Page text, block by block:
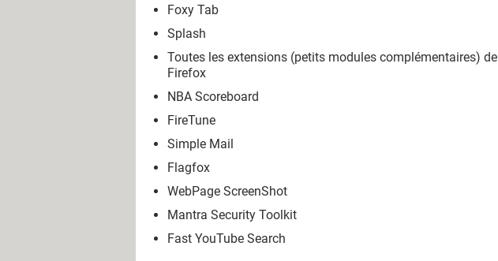
Foxy Tab
Splash
Toutes les extensions (petits modules complémentaires) de
Firefox
NBA Scoreboard
FireTune
Simple Mail
Flagfox
WebPage ScreenShot
Mantra Security Toolkit
Fast YouTube Search